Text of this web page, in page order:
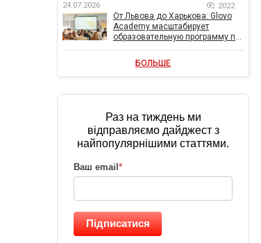
24.07.2026 2022
От Львова до Харькова: Glovo
Academy масштабирует
образовательную программу по
бизнеса
БОЛЬШЕ
Раз на тиждень ми
відправляємо дайджест з
найпопулярнішими статтями.
Ваш email *
Підписатися